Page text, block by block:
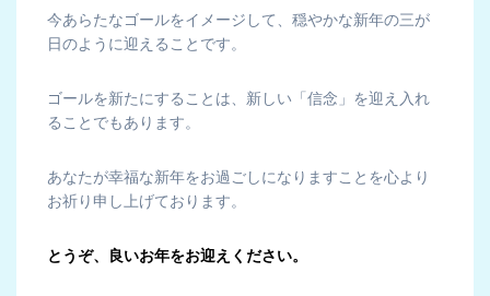
今あらたなゴールをイメージして、穏やかな新年の三が
日のように迎えることです。
ゴールを新たにすることは、新しい「信念」を迎え入れ
ることでもあります。
あなたが幸福な新年をお過ごしになりますことを心より
お祈り申し上げております。
とうぞ、良いお年をお迎えください。